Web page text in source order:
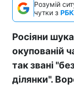
Розумій
чутки з
Росіяни
окупованій
так звані
ділянки".